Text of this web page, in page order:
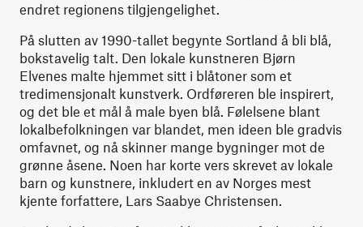
endret regionens tilgjengelighet.
På slutten av 1990-tallet begynte Sortland å bli blå,
bokstavelig talt. Den lokale kunstneren Bjørn
Elvenes malte hjemmet sitt i blåtoner som et
tredimensjonalt kunstverk. Ordføreren ble inspirert,
og det ble et mål å male byen blå. Følelsene blant
lokalbefolkningen var blandet, men ideen ble gradvis
omfavnet, og nå skinner mange bygninger mot de
grønne åsene. Noen har korte vers skrevet av lokale
barn og kunstnere, inkludert en av Norges mest
kjente forfattere, Lars Saabye Christensen.